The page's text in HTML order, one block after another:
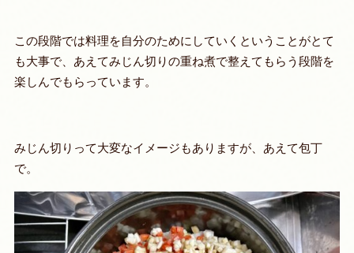
この段階では料理を自分のためにしていくということがとて
も大事で、あえてみじん切りの重ね煮で整えてもらう段階を
楽しんでもらっています。
みじん切りって大変なイメージもありますが、あえて包丁
で。